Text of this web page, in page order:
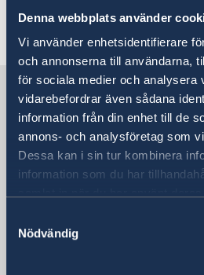
Denna webbplats använder
Vi använder enhetsidentifierare
och annonserna till användarna,
för sociala medier och analysera
vidarebefordrar även sådana
information från din enhet till de
annons- och analysföretag som
Dessa kan i sin tur kombinera
information som du har
Nödvändig
Akut hjälp
Ekonomiskt nödställd
Om du blir sjuk eller råkar ut
Juridisk hjälp i utlandet
Dödsfall
Larmcentraler
Hemtransport
Pass utomlands
Förlust av pass
Provisoriskt pass
Hjälp kring medborgarskap
Återfå svenskt medborgarskap
Dubbelt medborgarskap
Gifta sig utomlands
Reseinformation
Läs mer om detta på sidan
Juridisk hjälp i Frankrike
Sverige i Monaco
Sveriges ambassad
Frankrike, Paris